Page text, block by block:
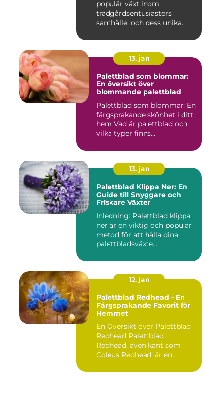
populär växt inom
trädgårdsentusiasters
samhälle, och dess unika
13. jan
Palettblad som blommar:
En översikt över
blommande palettblad
Palettblad som blommar: En
färgsprakande skönhet i ditt
hem Vad är palettblad och
vilka typer finns...
13. jan
Palettblad Klippa Ner: En
Guide till Snyggare och
Friskare Växter
Inledning: Palettblad klippa
ner är en viktig och populär
metod för att hålla dina
palettbladsväxte...
12. jan
Palettblad Redhead - En
Färgsprakande Favorit för
Hemmet
En Översikt över Palettblad
Redhead Palettblad
Redhead, även känt som
Coleus Redhead, är en